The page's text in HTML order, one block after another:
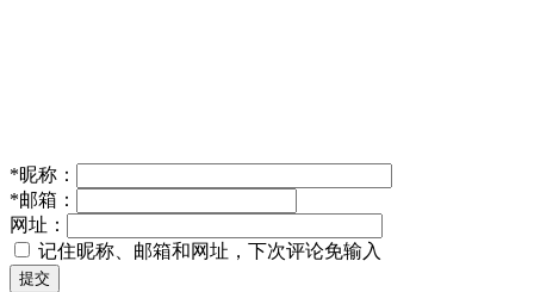
*昵称：
*邮箱：
网址：
记住昵称、邮箱和网址，下次评论免输入
提交